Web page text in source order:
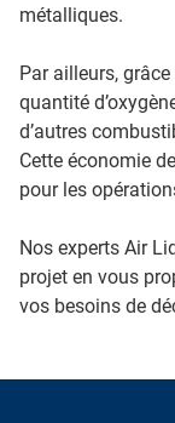
métalliques.
Par ailleurs,
quantité
d’autres
Cette économie
pour les
Nos experts Air
projet en vous
vos besoins de